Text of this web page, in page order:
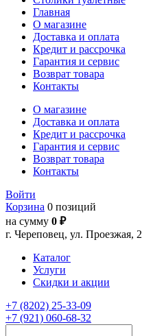
Главная
О магазине
Доставка и оплата
Кредит и рассрочка
Гарантия и сервис
Возврат товара
Контакты
О магазине
Доставка и оплата
Кредит и рассрочка
Гарантия и сервис
Возврат товара
Контакты
Войти
Корзина 0 позиций
на сумму 0 ₽
г. Череповец, ул. Проезжая, 2
Каталог
Услуги
Скидки и акции
+7 (8202) 25-33-09
+7 (921) 060-68-32